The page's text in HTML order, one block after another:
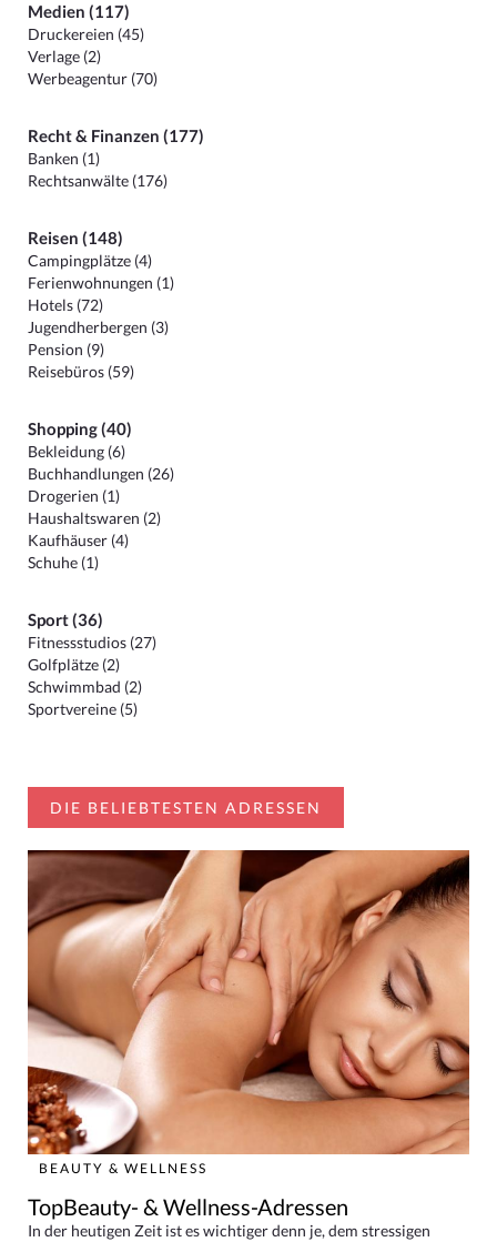
Medien (117)
Druckereien (45)
Verlage (2)
Werbeagentur (70)
Recht & Finanzen (177)
Banken (1)
Rechtsanwälte (176)
Reisen (148)
Campingplätze (4)
Ferienwohnungen (1)
Hotels (72)
Jugendherbergen (3)
Pension (9)
Reisebüros (59)
Shopping (40)
Bekleidung (6)
Buchhandlungen (26)
Drogerien (1)
Haushaltswaren (2)
Kaufhäuser (4)
Schuhe (1)
Sport (36)
Fitnessstudios (27)
Golfplätze (2)
Schwimmbad (2)
Sportvereine (5)
DIE BELIEBTESTEN ADRESSEN
BEAUTY & WELLNESS
TopBeauty- & Wellness-Adressen
In der heutigen Zeit ist es wichtiger denn je, dem stressigen